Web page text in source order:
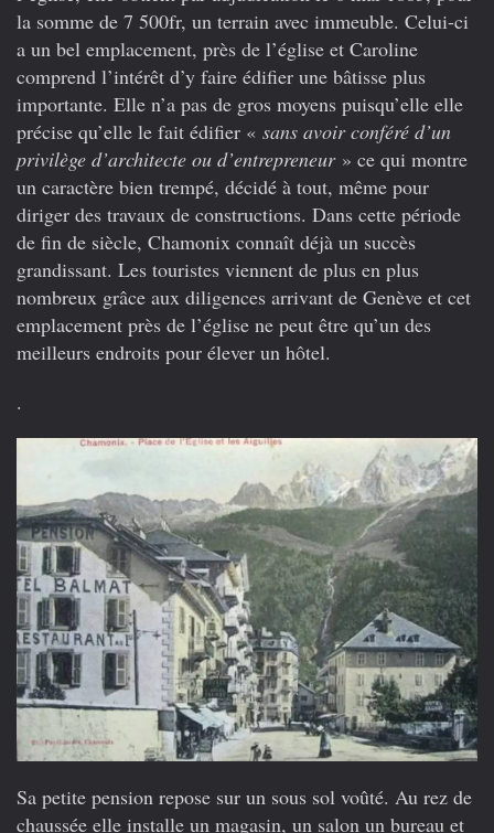
la somme de 7 500fr, un terrain avec immeuble. Celui-ci
a un bel emplacement, près de l’église et Caroline
comprend l’intérêt d’y faire édifier une bâtisse plus
importante. Elle n’a pas de gros moyens puisqu’elle elle
précise qu’elle le fait édifier « sans avoir conféré d’un
privilège d’architecte ou d’entrepreneur» ce qui montre
un caractère bien trempé, décidé à tout, même pour
diriger des travaux de constructions. Dans cette période
de fin de siècle, Chamonix connaît déjà un succès
grandissant. Les touristes viennent de plus en plus
nombreux grâce aux diligences arrivant de Genève et cet
emplacement près de l’église ne peut être qu’un des
meilleurs endroits pour élever un hôtel.
.
Sa petite pension repose sur un sous sol voûté. Au rez de
chaussée elle installe un magasin, un salon un bureau et